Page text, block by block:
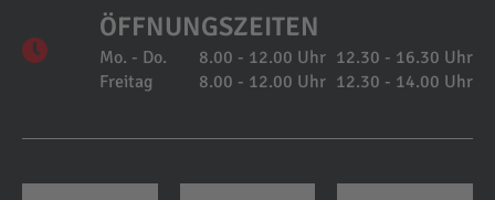
ÖFFNUNGSZEITEN
Mo. - Do. 8.00 - 12.00 Uhr 12.30 - 16.30 Uhr
Freitag
8.00 - 12.00 Uhr 12.30 - 14.00 Uhr